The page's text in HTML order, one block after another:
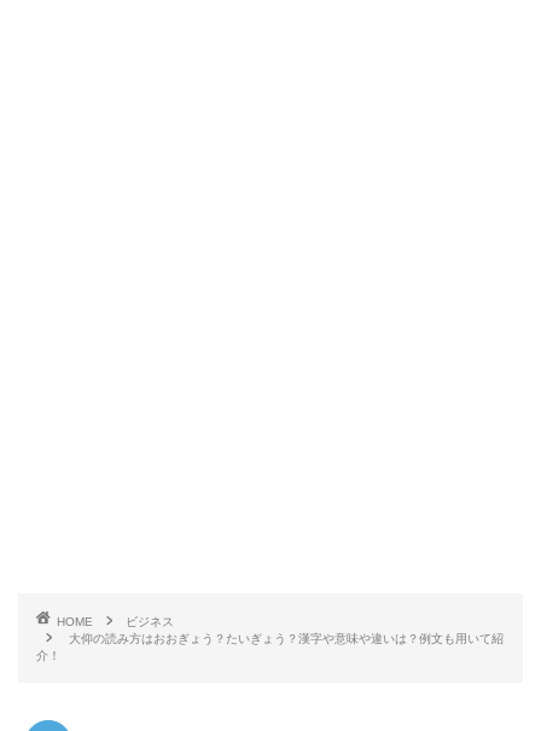
HOME
ビジネス
大仰の読み方はおおぎょう？たいぎょう？漢字や意味や違いは？例文も用いて紹
介！